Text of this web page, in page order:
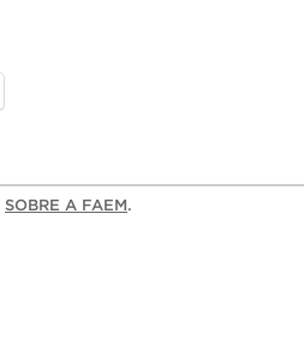
SOBRE A FAEM.